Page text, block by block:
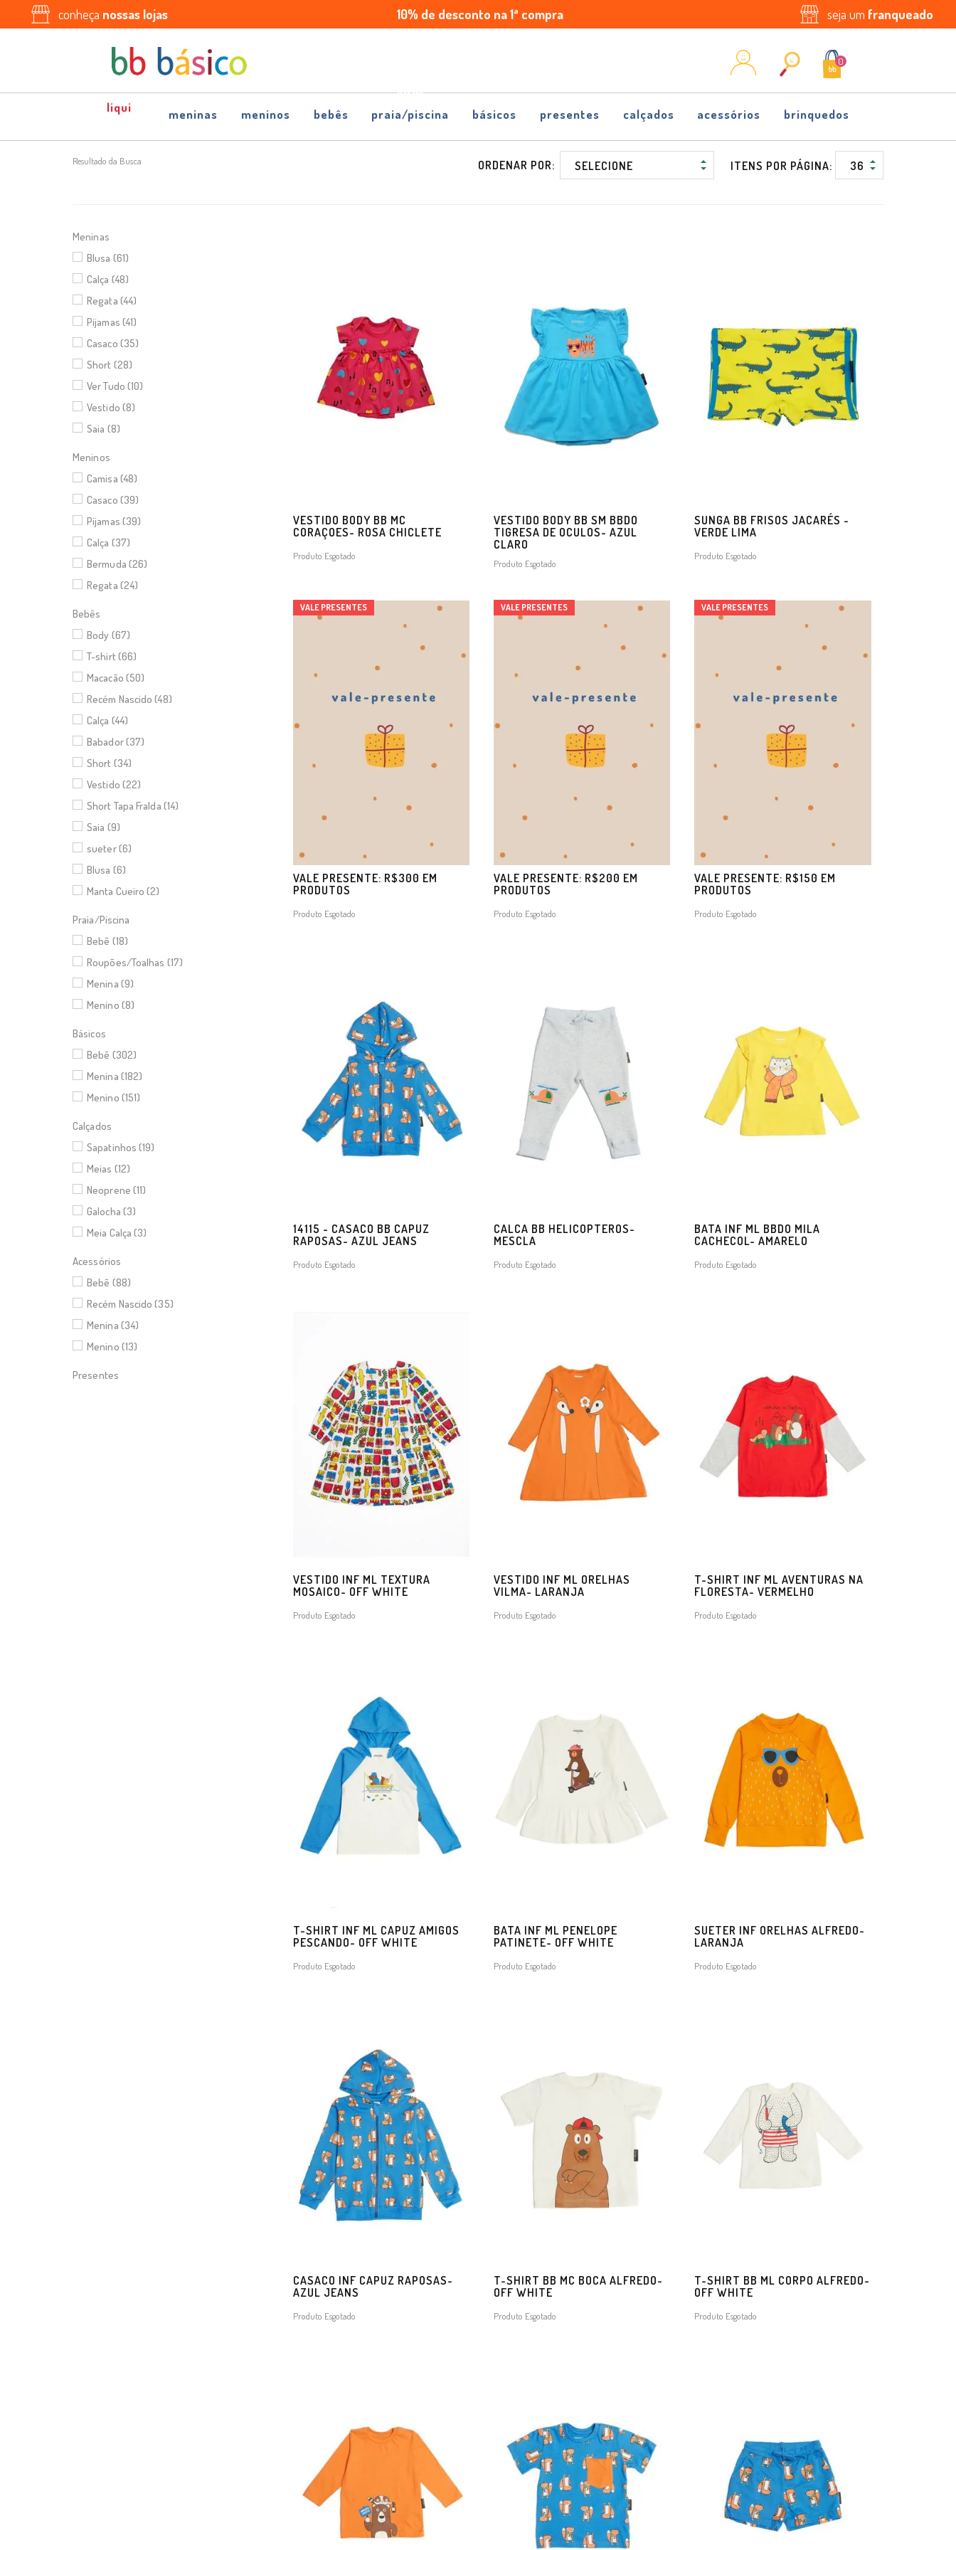
conheça nossas lojas 10% de desconto na 1ª compra
Enviamos
para
Parcele
em
juros
seja um franqueado
0
meninas meninos bebês praia/piscina básicos calçados acessórios brinquedos
presentes
Resultado da Busca ORDENAR POR: ITENS POR PÁGINA:
Meninas
Blusa (61)
Calça (48)
Regata (44)
Pijamas (41)
Casaco (35)
Short (28)
Ver Tudo (10)
Vestido (8)
Saia (8)
Meninos
Camisa (48)
Casaco (39)
Pijamas (39)
Calça (37)
Bermuda (26)
Regata (24)
Bebês
Body (67)
T-shirt (66)
Macacão (50)
Recém Nascido (48)
Calça (44)
Babador (37)
Short (34)
Vestido (22)
Short Tapa Fralda (14)
Saia (9)
sueter (6)
Blusa (6)
Manta Cueiro (2)
Praia/Piscina
Bebê (18)
Roupões/Toalhas (17)
Menina (9)
Menino (8)
Básicos
Bebê (302)
Menina (182)
Menino (151)
Calçados
Sapatinhos (19)
Meias (12)
Neoprene (11)
Galocha (3)
Meia Calça (3)
Acessórios
Bebê (88)
Recém Nascido (35)
Menina (34)
Menino (13)
Presentes
VESTIDO BODY BB MC
CORAÇOES- ROSA CHICLETE
Produto Esgotado
VESTIDO BODY BB SM BBDO
TIGRESA DE OCULOS- AZUL
CLARO
Produto Esgotado
SUNGA BB FRISOS JACARÉS -
VERDE LIMA
Produto Esgotado
VALE PRESENTE: R$300 EM
PRODUTOS
Produto Esgotado
VALE PRESENTES
VALE PRESENTE: R$200 EM
PRODUTOS
Produto Esgotado
VALE PRESENTES
VALE PRESENTE: R$150 EM
PRODUTOS
Produto Esgotado
VALE PRESENTES
14115 - CASACO BB CAPUZ
RAPOSAS- AZUL JEANS
Produto Esgotado
CALCA BB HELICOPTEROS-
MESCLA
Produto Esgotado
BATA INF ML BBDO MILA
CACHECOL- AMARELO
Produto Esgotado
VESTIDO INF ML TEXTURA
MOSAICO- OFF WHITE
Produto Esgotado
VESTIDO INF ML ORELHAS
VILMA- LARANJA
Produto Esgotado
T-SHIRT INF ML AVENTURAS NA
FLORESTA- VERMELHO
Produto Esgotado
T-SHIRT INF ML CAPUZ AMIGOS
PESCANDO- OFF WHITE
Produto Esgotado
BATA INF ML PENELOPE
PATINETE- OFF WHITE
Produto Esgotado
SUETER INF ORELHAS ALFREDO-
LARANJA
Produto Esgotado
CASACO INF CAPUZ RAPOSAS-
AZUL JEANS
Produto Esgotado
T-SHIRT BB MC BOCA ALFREDO-
OFF WHITE
Produto Esgotado
T-SHIRT BB ML CORPO ALFREDO-
OFF WHITE
Produto Esgotado